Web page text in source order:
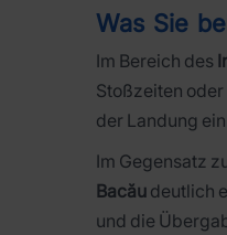
Was Sie
Im Bereich des
Stoßzeiten
der Landung
Im Gegensatz
Bacău deutlich
und die